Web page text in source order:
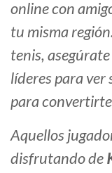
online con
tu misma
tenis,
líderes para ver
para
Aquellos
disfrutando de